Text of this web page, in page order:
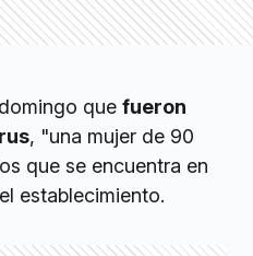
que fueron
, "una mujer de 90
que se encuentra en
establecimiento.